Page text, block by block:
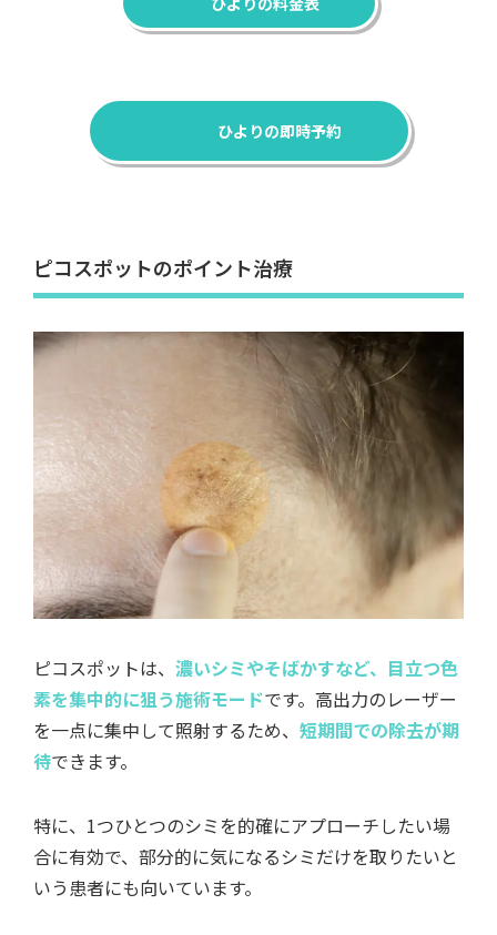
ひよりの即時予約
ピコスポットのポイント治療
ピコスポットは、 濃いシミやそばかすなど、目立つ色
素を集中的に狙う施術モードです。高出力のレーザー
を一点に集中して照射するため、 短期間での除去が期
待できます。
特に、1つひとつのシミを的確にアプローチしたい場
合に有効で、部分的に気になるシミだけを取りたいと
いう患者にも向いています。